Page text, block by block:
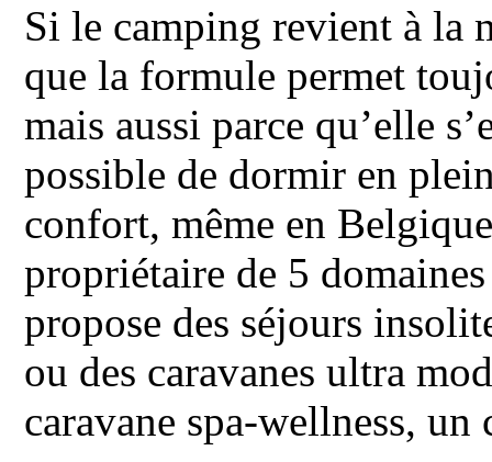
Si le camping revient à la
que la formule permet
mais aussi parce qu’elle
possible de dormir en
confort, même en
propriétaire de 5
propose des séjours
ou des caravanes ultra
caravane spa-wellness,